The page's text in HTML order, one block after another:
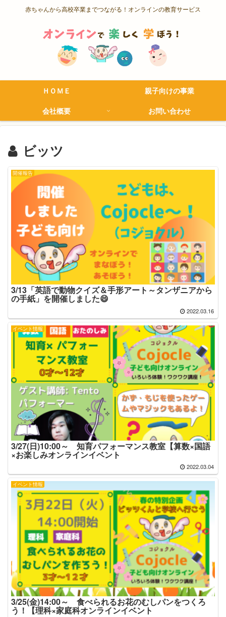
赤ちゃんから高校卒業までつながる！オンラインの教育サービス
ＨＯＭＥ
親子向けの事業
会社概要
お問い合わせ
ビッツ
開催報告
3/13「英語で動物クイズ＆手形アート～タンザニアから
の手紙」を開催しました😄
2022.03.16
イベント情報
3/27(日)10:00～ 知育パフォーマンス教室【算数×国語
×お楽しみオンラインイベント
2022.03.04
イベント情報
3/25(金)14:00～ 食べられるお花のむしパンをつくろ
う！【理科×家庭科オンラインイベント